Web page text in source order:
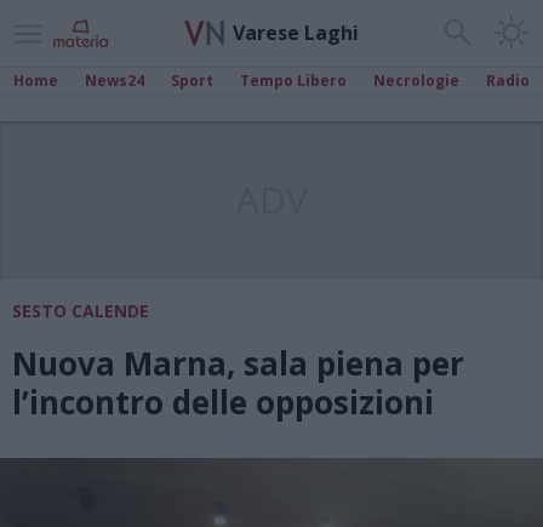
Varese Laghi
Home News24 Sport Tempo Libero Necrologie Radio
SESTO CALENDE
Nuova Marna, sala piena per
l’incontro delle opposizioni